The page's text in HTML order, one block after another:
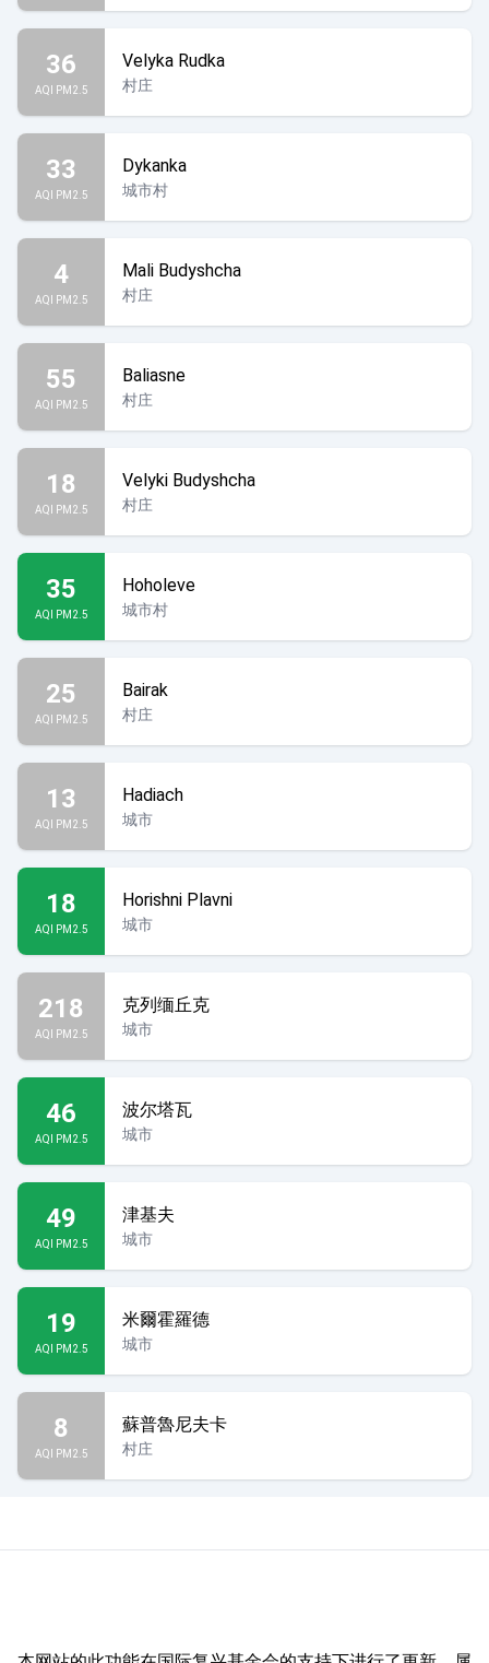
36
AQI PM2.5
Velyka Rudka
村庄
33
AQI PM2.5
Dykanka
城市村
4
AQI PM2.5
Mali Budyshcha
村庄
55
AQI PM2.5
Baliasne
村庄
18
AQI PM2.5
Velyki Budyshcha
村庄
35
AQI PM2.5
Hoholeve
城市村
25
AQI PM2.5
Bairak
村庄
13
AQI PM2.5
Hadiach
城市
18
AQI PM2.5
Horishni Plavni
城市
218
AQI PM2.5
克列缅丘克
城市
46
AQI PM2.5
波尔塔瓦
城市
49
AQI PM2.5
津基夫
城市
19
AQI PM2.5
米爾霍羅德
城市
8
AQI PM2.5
蘇普魯尼夫卡
村庄